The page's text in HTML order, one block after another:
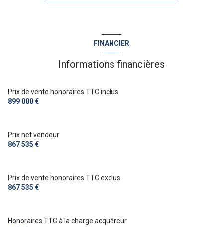
4 parking(s)
terrasse
piscinable
FINANCIER
Informations financières
Prix de vente honoraires TTC inclus
899 000 €
Prix net vendeur
867 535 €
Prix de vente honoraires TTC exclus
867 535 €
Honoraires TTC à la charge acquéreur